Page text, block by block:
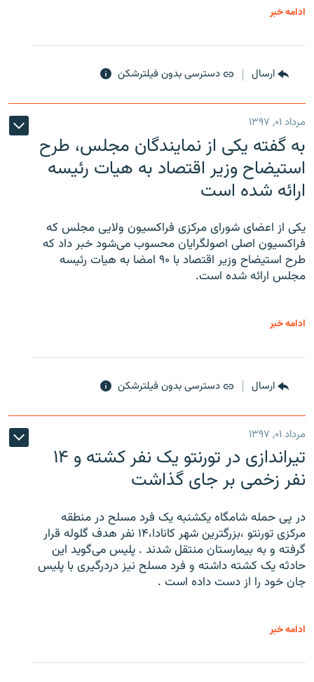
ادامه خبر
ارسال دسترسی بدون فیلترشکن
مرداد ۰۱, ۱۳۹۷
به گفته یکی از نمایندگان مجلس، طرح
استیضاح وزیر اقتصاد به هیات رئیسه
ارائه شده است
یکی از اعضای شورای مرکزی فراکسیون ولایی مجلس که
فراکسیون اصلی اصولگرایان محسوب می‌شود خبر داد که
طرح استیضاح وزیر اقتصاد با ۹۰ امضا به هیات رئیسه
مجلس ارائه شده است.
ادامه خبر
ارسال دسترسی بدون فیلترشکن
مرداد ۰۱, ۱۳۹۷
تیراندازی در تورنتو یک نفر کشته و ۱۴
نفر زخمی بر جای گذاشت
در پی حمله شامگاه یکشنبه یک فرد مسلح در منطقه
مرکزی تورنتو ،‌بزرگترین شهر کانادا،۱۴ نفر هدف گلوله قرار
گرفته و به بیمارستان منتقل شدند . پلیس می‌گوید این
حادثه یک کشته داشته و فرد مسلح نیز دردرگیری با پلیس
جان خود را از دست داده است .
ادامه خبر